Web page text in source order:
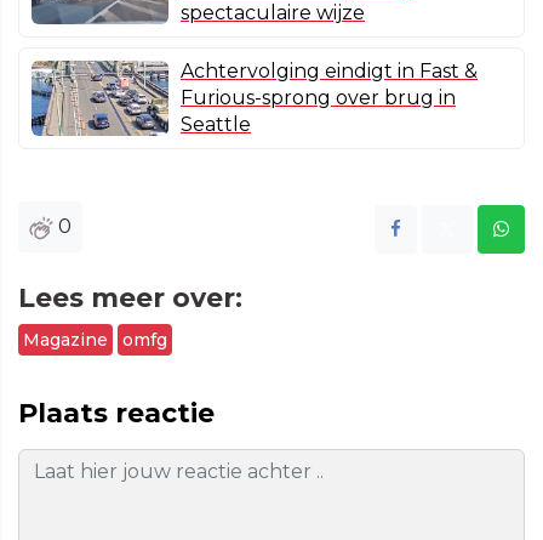
spectaculaire wijze
Achtervolging eindigt in Fast &
Furious-sprong over brug in
Seattle
0
Lees meer over:
Magazine omfg
Plaats reactie